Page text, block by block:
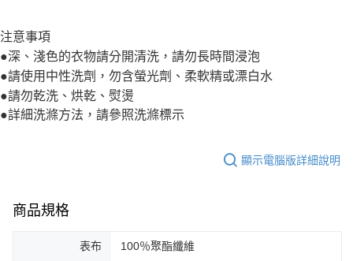
注意事項
●深、淺色的衣物請分開清洗，請勿長時間浸泡
●請使用中性洗劑，勿含螢光劑、柔軟精或漂白水
●請勿乾洗、烘乾、熨燙
●詳細洗滌方法，請參照洗滌標示
顯示電腦版詳細說明
商品規格
表布 100％聚酯纖維